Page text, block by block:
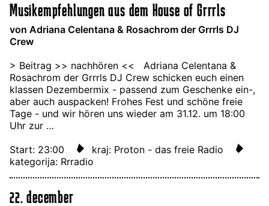
Musikempfehlungen aus dem House of Grrrls
von Adriana Celentana & Rosachrom der Grrrls DJ
Crew
> Beitrag >> nachhören << Adriana Celentana &
Rosachrom der Grrrls DJ Crew schicken euch einen
klassen Dezembermix - passend zum Geschenke ein-,
aber auch auspacken! Frohes Fest und schöne freie
Tage - und wir hören uns wieder am 31.12. um 18:00
Uhr zur …
Start: 23:00
kraj: Proton - das freie Radio
kategorija: Rrradio
22. december